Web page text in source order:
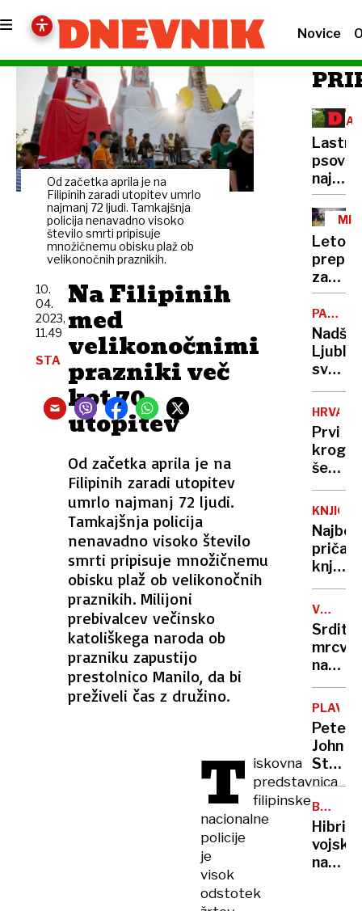
Novice
Od začetka aprila je na
Filipinih zaradi utopitev umrlo
najmanj 72 ljudi. Tamkajšnja
policija nenavadno visoko
število smrti pripisuje
množičnemu obisku plaž ob
velikonočnih praznikih.
Na Filipinih
med
velikonočnimi
prazniki več
kot 70
utopitev
Od začetka aprila je na
Filipinih zaradi utopitev
umrlo najmanj 72 ljudi.
Tamkajšnja policija
nenavadno visoko število
smrti pripisuje množičnemu
obisku plaž ob velikonočnih
praznikih. Milijoni
prebivalcev večinsko
katoliškega naroda ob
prazniku zapustijo
prestolnico Manilo, da bi
preživeli čas z družino.
10.
04.
2023,
11.49
STA
T iskovna
predstavnica
filipinske
nacionalne
policije
je
visok
odstotek
psov
naj
bi
naložili
novo
Leto
za
Goloba
HIŠA
POD
svari
pred
Prvi
krog
še
ne
bo
KNJIGE
Najbolj
knjižni
naslovi
v
2025
VOJNA
V
Srdito
na
fronti
pred
Peter
John
Ob
PZS
ne
gre
MORJE
na